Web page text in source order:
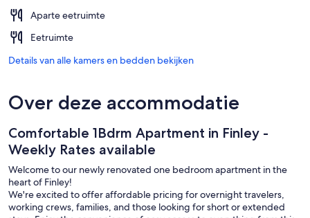
Aparte eetruimte
Eetruimte
Details van alle kamers en bedden bekijken
Over deze accommodatie
Comfortable 1Bdrm Apartment in Finley -
Weekly Rates available
Welcome to our newly renovated one bedroom apartment in the
heart of Finley!
We're excited to offer affordable pricing for overnight travelers,
working crews, families, and those looking for short or extended